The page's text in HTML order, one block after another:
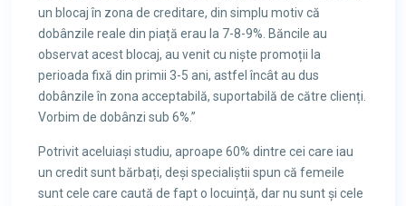
un blocaj în zona de creditare, din simplu motiv că
dobânzile reale din piață erau la 7-8-9%. Băncile au
observat acest blocaj, au venit cu niște promoții la
perioada fixă din primii 3-5 ani, astfel încât au dus
dobânzile în zona acceptabilă, suportabilă de către clienți.
Vorbim de dobânzi sub 6%.”
Potrivit aceluiași studiu, aproape 60% dintre cei care iau
un credit sunt bărbați, deși specialiștii spun că femeile
sunt cele care caută de fapt o locuință, dar nu sunt și cele